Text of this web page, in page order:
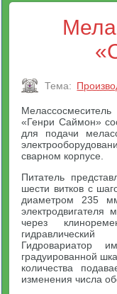
Тема:
«Генри Саймон»
для подачи
сварном корпусе.
Питатель
шести витков с
диаметром 235
через
Гидровариатор
градуированной
количества
изменения числа